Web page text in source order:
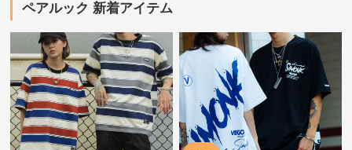
ペアルック 新着アイテム